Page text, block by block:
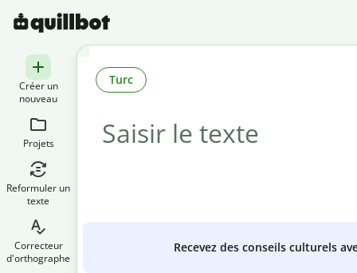
Créer un
nouveau
Projets
Reformuler un
texte
Correcteur
d'orthographe
Turc
Recevez des conseils culturels